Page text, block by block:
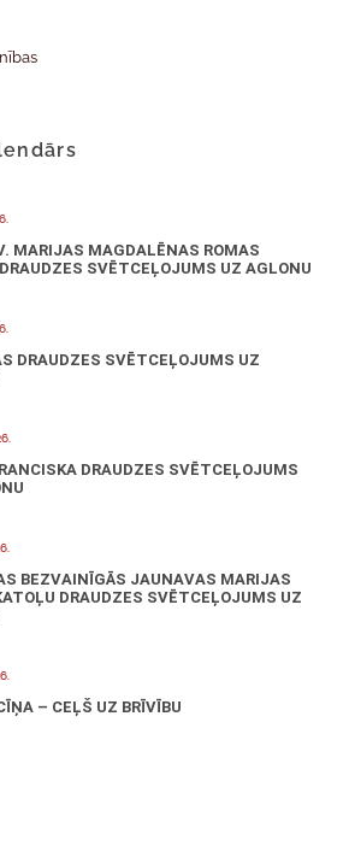
MARIJAS MAGDALĒNAS ROMAS
SVĒTCEĻOJUMS UZ AGLONU
DRAUDZES SVĒTCEĻOJUMS UZ
DRAUDZES SVĒTCEĻOJUMS
BEZVAINĪGĀS JAUNAVAS MARIJAS
DRAUDZES SVĒTCEĻOJUMS UZ
– CEĻŠ UZ BRĪVĪBU